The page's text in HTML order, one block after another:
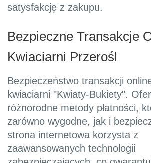
satysfakcję z zakupu.
Bezpieczne Transakcje
Kwiaciarni Przerośl
Bezpieczeństwo transakcji
kwiaciarni "Kwiaty-Bukiety".
różnorodne metody płatności,
zarówno wygodne, jak i
strona internetowa korzysta z
zaawansowanych technologii